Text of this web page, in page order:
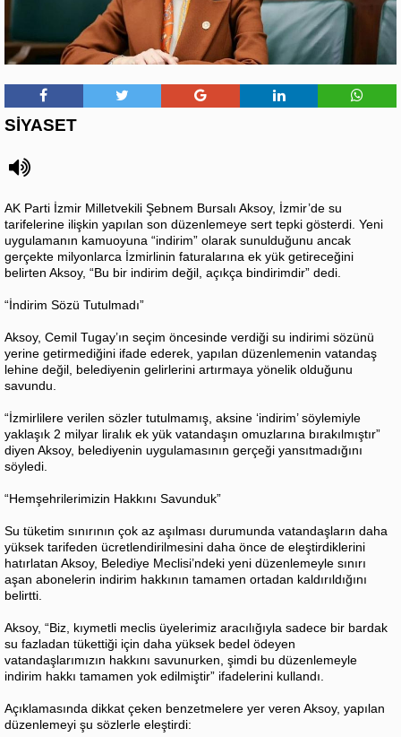
SİYASET
AK Parti İzmir Milletvekili Şebnem Bursalı Aksoy, İzmir’de su
tarifelerine ilişkin yapılan son düzenlemeye sert tepki gösterdi. Yeni
uygulamanın kamuoyuna “indirim” olarak sunulduğunu ancak
gerçekte milyonlarca İzmirlinin faturalarına ek yük getireceğini
belirten Aksoy, “Bu bir indirim değil, açıkça bindirimdir” dedi.
“İndirim Sözü Tutulmadı”
Aksoy, Cemil Tugay’ın seçim öncesinde verdiği su indirimi sözünü
yerine getirmediğini ifade ederek, yapılan düzenlemenin vatandaş
lehine değil, belediyenin gelirlerini artırmaya yönelik olduğunu
savundu.
“İzmirlilere verilen sözler tutulmamış, aksine ‘indirim’ söylemiyle
yaklaşık 2 milyar liralık ek yük vatandaşın omuzlarına bırakılmıştır”
diyen Aksoy, belediyenin uygulamasının gerçeği yansıtmadığını
söyledi.
“Hemşehrilerimizin Hakkını Savunduk”
Su tüketim sınırının çok az aşılması durumunda vatandaşların daha
yüksek tarifeden ücretlendirilmesini daha önce de eleştirdiklerini
hatırlatan Aksoy, Belediye Meclisi’ndeki yeni düzenlemeyle sınırı
aşan abonelerin indirim hakkının tamamen ortadan kaldırıldığını
belirtti.
Aksoy, “Biz, kıymetli meclis üyelerimiz aracılığıyla sadece bir bardak
su fazladan tükettiği için daha yüksek bedel ödeyen
vatandaşlarımızın hakkını savunurken, şimdi bu düzenlemeyle
indirim hakkı tamamen yok edilmiştir” ifadelerini kullandı.
Açıklamasında dikkat çeken benzetmelere yer veren Aksoy, yapılan
düzenlemeyi şu sözlerle eleştirdi: